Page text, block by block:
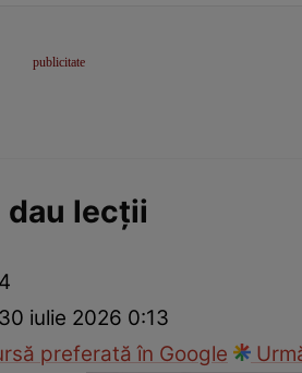
dau lecţii
30 iulie 2026 0:13
preferată în Google